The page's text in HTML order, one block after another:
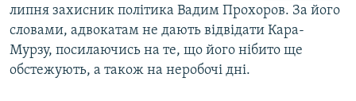
липня захисник політика Вадим Прохоров. За його
словами, адвокатам не дають відвідати Кара-
Мурзу, посилаючись на те, що його нібито ще
обстежують, а також на неробочі дні.